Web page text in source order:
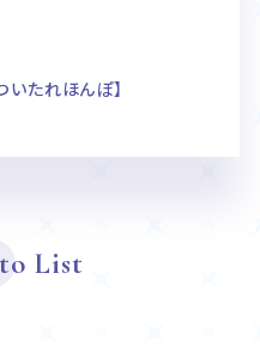
いたれほんぽ】
List